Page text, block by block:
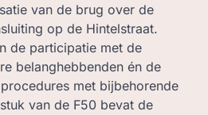
van de brug over de
op de Hintelstraat.
de participatie met de
belanghebbenden én de
met bijbehorende
van de F50 bevat de